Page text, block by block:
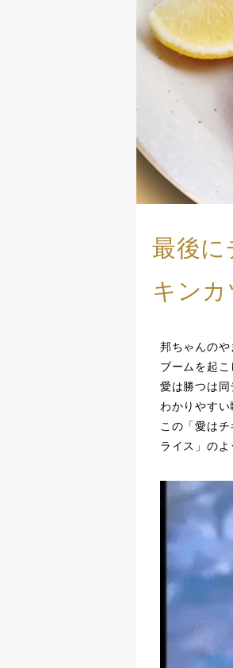
最後に
キン
邦ちゃんの
ブームを起こ
愛は勝つは
わかりやすい
この「愛は
ライス」のよ